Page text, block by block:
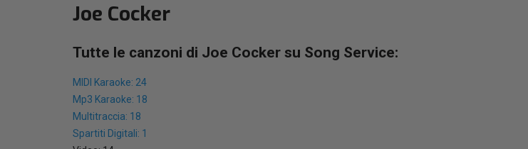
Joe Cocker
Tutte le canzoni di Joe Cocker su Song Service:
MIDI Karaoke: 24
Mp3 Karaoke: 18
Multitraccia: 18
Spartiti Digitali: 1